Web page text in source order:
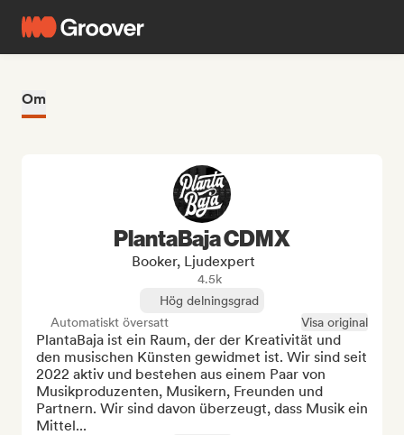
Om
PlantaBaja CDMX
Booker, Ljudexpert
4.5k
Hög delningsgrad
Automatiskt översatt
Visa original
PlantaBaja ist ein Raum, der der Kreativität und
den musischen Künsten gewidmet ist. Wir sind seit
2022 aktiv und bestehen aus einem Paar von
Musikproduzenten, Musikern, Freunden und
Partnern. Wir sind davon überzeugt, dass Musik ein
Mittel...